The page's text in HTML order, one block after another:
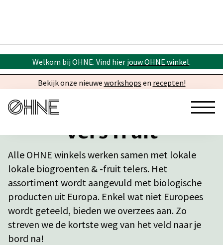
Welkom bij OHNE. Vind hier jouw OHNE winkel.
Bekijk onze nieuwe workshops en recepten!
Vers fruit
Alle OHNE winkels werken samen met lokale
lokale biogroenten & -fruit telers. Het
assortiment wordt aangevuld met biologische
producten uit Europa. Enkel wat niet Europees
wordt geteeld, bieden we overzees aan. Zo
streven we de kortste weg van het veld naar je
bord na!